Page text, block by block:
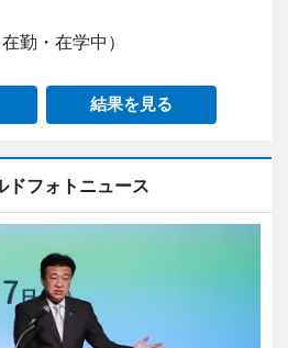
勤・在学中）
結果を見る
ドフォトニュース